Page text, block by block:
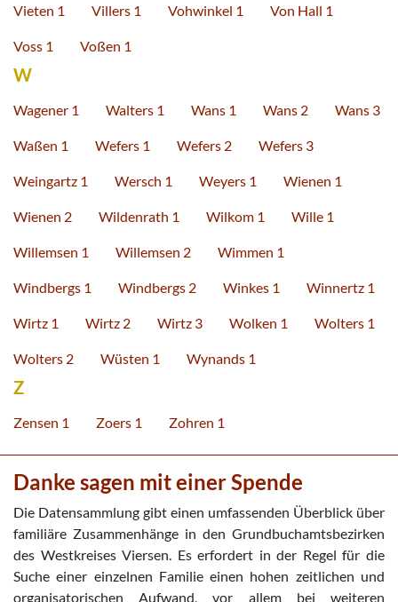
Vieten 1 Villers 1 Vohwinkel 1 Von Hall 1
Voss 1 Voßen 1
W
Wagener 1 Walters 1 Wans 1 Wans 2 Wans 3
Waßen 1 Wefers 1 Wefers 2 Wefers 3
Weingartz 1 Wersch 1 Weyers 1 Wienen 1
Wienen 2 Wildenrath 1 Wilkom 1 Wille 1
Willemsen 1 Willemsen 2 Wimmen 1
Windbergs 1 Windbergs 2 Winkes 1 Winnertz 1
Wirtz 1 Wirtz 2 Wirtz 3 Wolken 1 Wolters 1
Wolters 2 Wüsten 1 Wynands 1
Z
Zensen 1 Zoers 1 Zohren 1
Danke sagen mit einer Spende
Die Datensammlung gibt einen umfassenden Überblick über
familiäre Zusammenhänge in den Grundbuchamtsbezirken
des Westkreises Viersen. Es erfordert in der Regel für die
Suche einer einzelnen Familie einen hohen zeitlichen und
organisatorischen Aufwand, vor allem bei weiteren